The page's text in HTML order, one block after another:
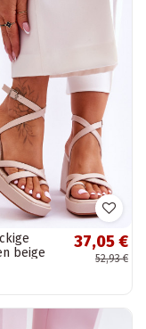
beige
37,05 €
52,93 €